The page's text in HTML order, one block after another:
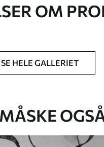
skæres i identiske
OM
SE HELE GALLERIET